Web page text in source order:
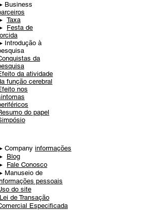
︎Business
Taxa
Festa de
︎Introdução à
da
da atividade
função cerebral
nos
do papel
︎Company informações
Blog
Fale Conosco
︎Manuseio de
pessoais
do site
Lei de Transação
Especificada